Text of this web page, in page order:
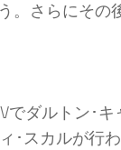
。さらにそ
でダルトン･
･スカルが行